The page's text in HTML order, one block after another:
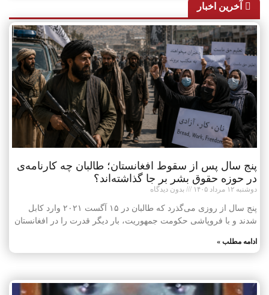
آخرین اخبار
پنج سال پس از سقوط افغانستان؛ طالبان چه کارنامه‌ی
در حوزه حقوق بشر بر جا گذاشته‌اند؟
دوشنبه ۱۲ مرداد ۱۴۰۵ بدون دیدگاه
پنج سال از روزی می‌گذرد که طالبان در ۱۵ آگست ۲۰۲۱ وارد کابل
شدند و با فروپاشی حکومت جمهوریت، بار دیگر قدرت را در افغانستان
ادامه مطلب »